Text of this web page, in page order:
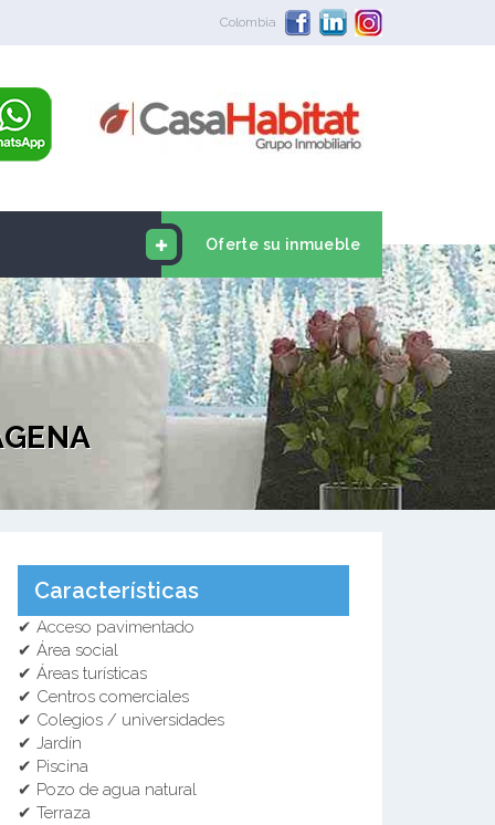
Colombia
Oferte su inmueble
Características
✔ Acceso pavimentado
✔ Área social
✔ Áreas turísticas
✔ Centros comerciales
✔ Colegios / universidades
✔ Jardín
✔ Piscina
✔ Pozo de agua natural
✔ Terraza